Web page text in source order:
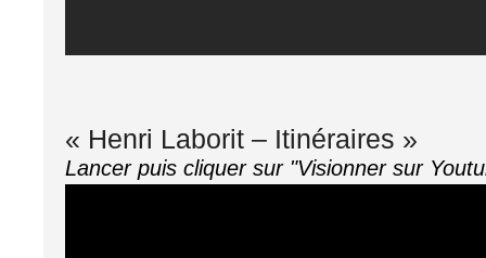
« Henri Laborit – Itinéraires »
Lancer puis cliquer sur "Visionner sur